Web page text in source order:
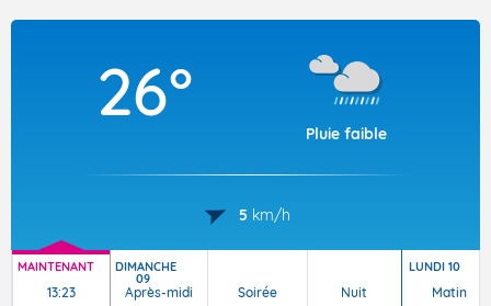
Articles
26°
Pluie faible
5 km/h
MAINTENANT
13:23
DIMANCHE
09
Après-midi Soirée Nuit
LUNDI 10
Matin